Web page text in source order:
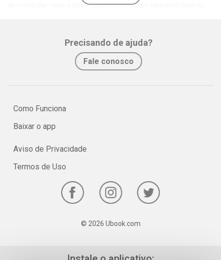
de vestibular, cada e-book foca nas principais características do
No e-book "Prof. explica!” Química para o 2º ano do Ensino Médio
serão vistos os principais pontos sobre Termoquímica.
Precisando de ajuda?
Fale conosco
Como Funciona
Baixar o app
Aviso de Privacidade
Termos de Uso
© 2026 Ubook.com